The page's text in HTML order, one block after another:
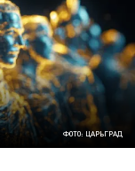
ФОТО: ЦАРЬГРАД